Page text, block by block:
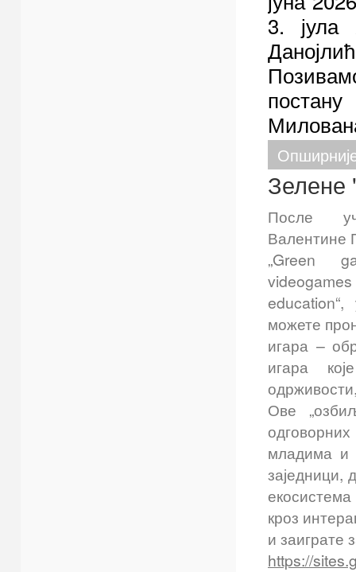
3. јула
После
Валентине
„Green
можете
игара –
игара
Ове
младима и
заједници,
кроз
и заиграте
https://